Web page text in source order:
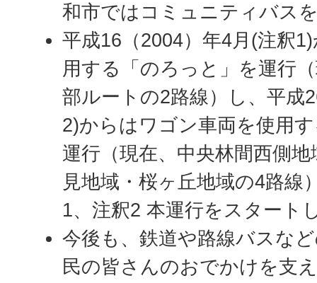
和市ではコミュニティバス
平成16（2004）年4月(注釈
用する「のろっと」を運行
部ルートの2路線）し、平成
2)からはワゴン車両を使用
運行（現在、中央林間西側
見地域・桜ヶ丘地域の4路線
1、注釈2 本運行をスタート
今後も、鉄道や路線バスな
民の皆さんのおでかけを支